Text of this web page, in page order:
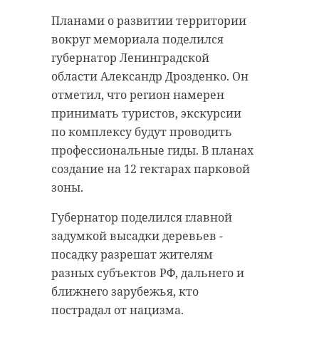
Планами о развитии территории
вокруг мемориала поделился
губернатор Ленинградской
области Александр Дрозденко. Он
отметил, что регион намерен
принимать туристов, экскурсии
по комплексу будут проводить
профессиональные гиды. В планах
создание на 12 гектарах парковой
зоны.
Губернатор поделился главной
задумкой высадки деревьев -
посадку разрешат жителям
разных субъектов РФ, дальнего и
ближнего зарубежья, кто
пострадал от нацизма.